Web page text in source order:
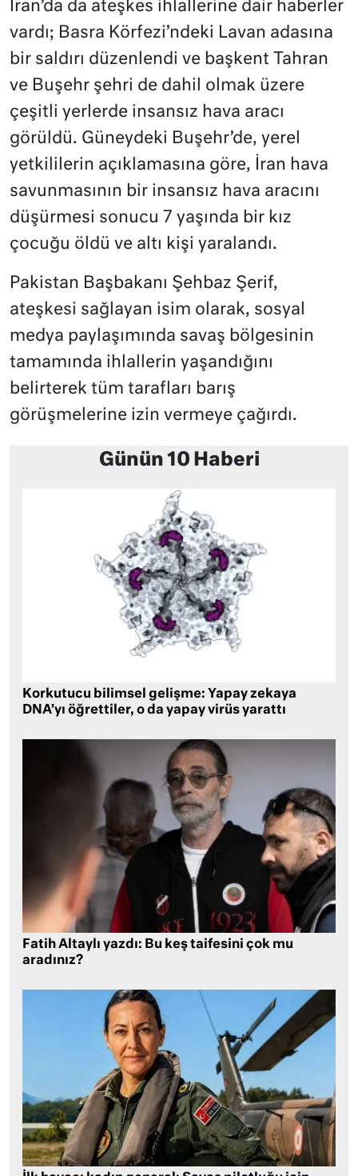
İran’da da ateşkes ihlallerine dair haberler
vardı; Basra Körfezi’ndeki Lavan adasına
bir saldırı düzenlendi ve başkent Tahran
ve Buşehr şehri de dahil olmak üzere
çeşitli yerlerde insansız hava aracı
görüldü. Güneydeki Buşehr’de, yerel
yetkililerin açıklamasına göre, İran hava
savunmasının bir insansız hava aracını
düşürmesi sonucu 7 yaşında bir kız
çocuğu öldü ve altı kişi yaralandı.
Pakistan Başbakanı Şehbaz Şerif,
ateşkesi sağlayan isim olarak, sosyal
medya paylaşımında savaş bölgesinin
tamamında ihlallerin yaşandığını
belirterek tüm tarafları barış
görüşmelerine izin vermeye çağırdı.
Günün 10 Haberi
Korkutucu bilimsel gelişme: Yapay zekaya
DNA’yı öğrettiler, o da yapay virüs yarattı
Fatih Altaylı yazdı: Bu keş taifesini çok mu
aradınız?